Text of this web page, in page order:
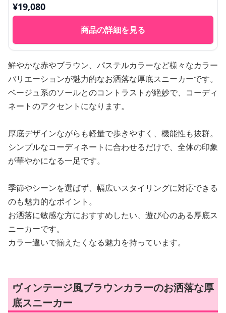
¥19,080
商品の詳細を見る
鮮やかな赤やブラウン、パステルカラーなど様々なカラー
バリエーションが魅力的なお洒落な厚底スニーカーです。
ベージュ系のソールとのコントラストが絶妙で、コーディ
ネートのアクセントになります。
厚底デザインながらも軽量で歩きやすく、機能性も抜群。
シンプルなコーディネートに合わせるだけで、全体の印象
が華やかになる一足です。
季節やシーンを選ばず、幅広いスタイリングに対応できる
のも魅力的なポイント。
お洒落に敏感な方におすすめしたい、遊び心のある厚底ス
ニーカーです。
カラー違いで揃えたくなる魅力を持っています。
ヴィンテージ風ブラウンカラーのお洒落な厚
底スニーカー